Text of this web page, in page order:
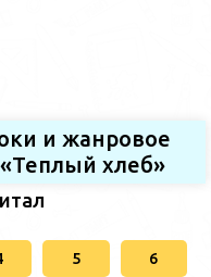
и жанровое
хлеб»
5 6